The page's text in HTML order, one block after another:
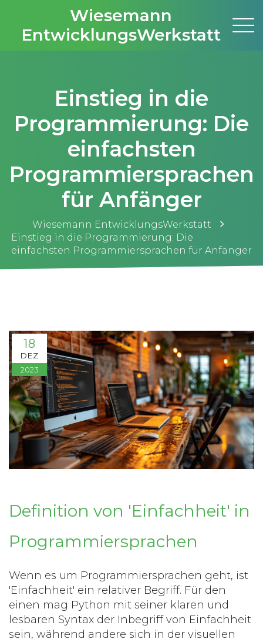
Wiesemann
EntwicklungsWerkstatt
Einstieg in die
Programmierung: Die
einfachsten
Programmiersprachen
für Anfänger
Wiesemann EntwicklungsWerkstatt
Einstieg in die Programmierung: Die
einfachsten Programmiersprachen für Anfänger
18
DEZ
2023
Definition von 'Einfachheit' in
Programmiersprachen
Wenn es um Programmiersprachen geht, ist
'Einfachheit' ein relativer Begriff. Für den
einen mag Python mit seiner klaren und
lesbaren Syntax der Inbegriff von Einfachheit
sein, während andere sich in der visuellen